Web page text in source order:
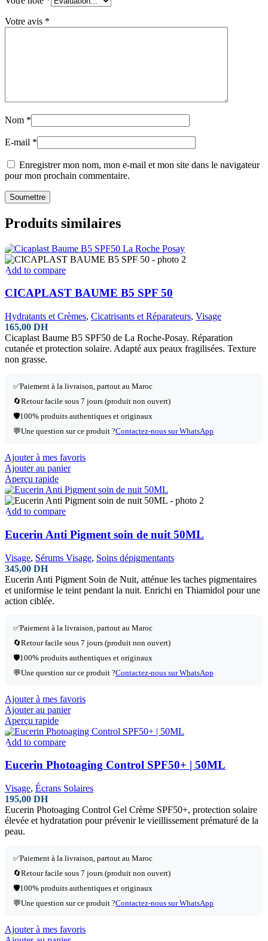
Votre avis *
Nom *
E-mail *
Enregistrer mon nom, mon e-mail et mon site dans le navigateur
pour mon prochain commentaire.
Produits similaires
Add to compare
CICAPLAST BAUME B5 SPF 50
Hydratants et Crèmes, Cicatrisants et Réparateurs, Visage
165,00 DH
Cicaplast Baume B5 SPF50 de La Roche-Posay. Réparation
cutanée et protection solaire. Adapté aux peaux fragilisées. Texture
non grasse.
✅Paiement à la livraison, partout au Maroc
🔄Retour facile sous 7 jours (produit non ouvert)
🛡️100% produits authentiques et originaux
💬Une question sur ce produit ?Contactez-nous sur WhatsApp
Ajouter à mes favoris
Ajouter au panier
Aperçu rapide
Add to compare
Eucerin Anti Pigment soin de nuit 50ML
Visage, Sérums Visage, Soins dépigmentants
345,00 DH
Eucerin Anti Pigment Soin de Nuit, atténue les taches pigmentaires
et uniformise le teint pendant la nuit. Enrichi en Thiamidol pour une
action ciblée.
✅Paiement à la livraison, partout au Maroc
🔄Retour facile sous 7 jours (produit non ouvert)
🛡️100% produits authentiques et originaux
💬Une question sur ce produit ?Contactez-nous sur WhatsApp
Ajouter à mes favoris
Ajouter au panier
Aperçu rapide
Add to compare
Eucerin Photoaging Control SPF50+ | 50ML
Visage, Écrans Solaires
195,00 DH
Eucerin Photoaging Control Gel Crème SPF50+, protection solaire
élevée et hydratation pour prévenir le vieillissement prématuré de la
peau.
✅Paiement à la livraison, partout au Maroc
🔄Retour facile sous 7 jours (produit non ouvert)
🛡️100% produits authentiques et originaux
💬Une question sur ce produit ?Contactez-nous sur WhatsApp
Ajouter à mes favoris